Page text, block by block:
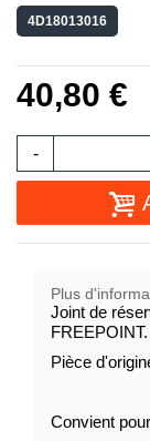
4D18013016
40,80 €
-
Plus
Joint de
FREEPOINT.
Pièce
Convient